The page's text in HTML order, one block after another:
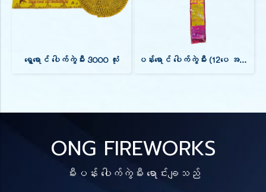
ရွှေရောင် ပေါက်ကွဲမီး 3000 လုံး ပန်းရောင် ပေါက်ကွဲမီး (12ပေ အရှည်)
ONG FIREWORKS
မီးပန်း ပေါက်ကွဲမီး ရောင်းချသည်